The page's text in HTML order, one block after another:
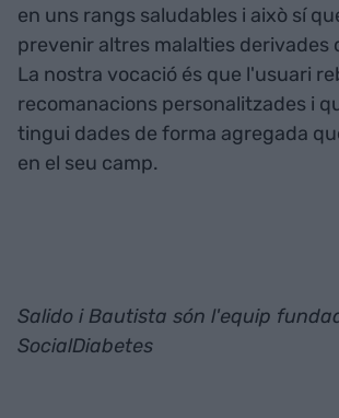
en uns rangs saludables i això sí
prevenir altres malalties derivades
La nostra vocació és que l'usuari
recomanacions personalitzades i
tingui dades de forma agregada
en el seu camp.
Salido i Bautista són l'equip
SocialDiabetes